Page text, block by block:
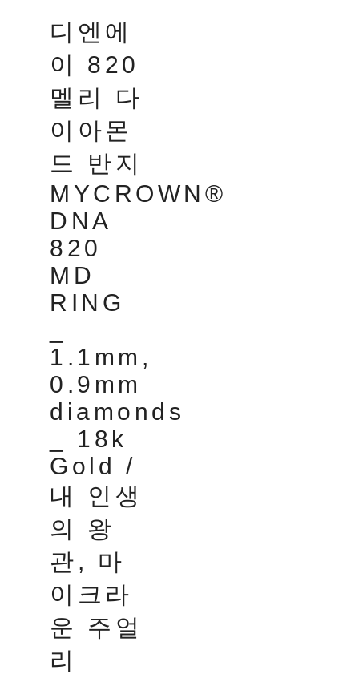
디엔에
이 820
멜리 다
이아몬
드 반지
MYCROWN®
DNA
820
MD
RING
1.1mm,
0.9mm
diamonds
_ 18k
Gold /
내 인생
의 왕
관, 마
이크라
운 주얼
리